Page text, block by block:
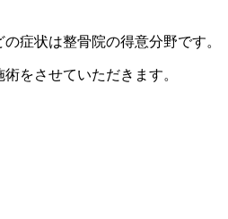
症状は整骨院の得意分野です。
をさせていただきます。